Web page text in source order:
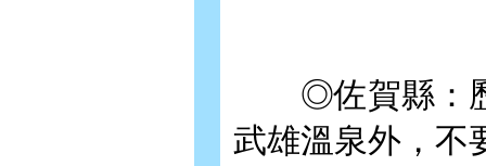
◎佐賀縣：歷
武雄溫泉外，不